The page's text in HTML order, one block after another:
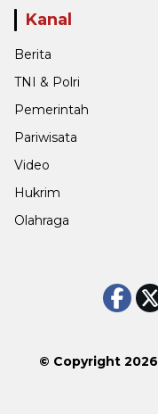
Kanal
Berita
TNI & Polri
Pemerintah
Pariwisata
Video
Hukrim
Olahraga
© Copyright 2026